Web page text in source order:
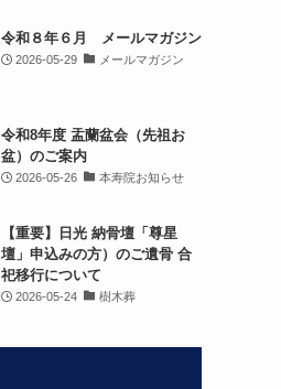
令和８年６月 メールマガジン
2026-05-29 メールマガジン
令和8年度 盂蘭盆会（先祖お
盆）のご案内
2026-05-26 本寿院お知らせ
【重要】日光 納骨壇「尊星
壇」申込みの方）のご遺骨 合
祀移行について
2026-05-24 樹木葬